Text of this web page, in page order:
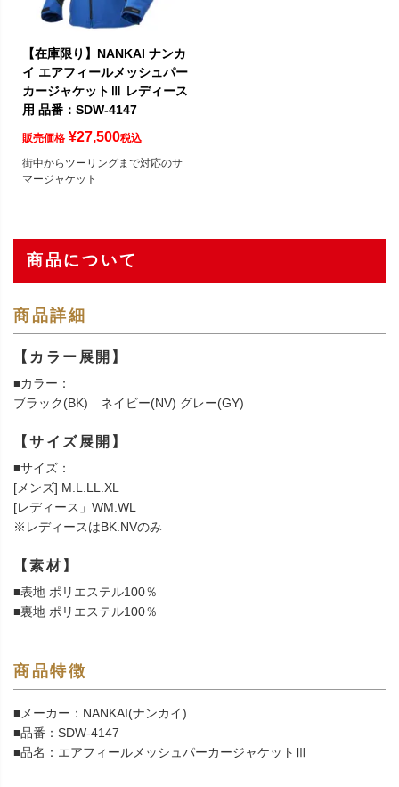
【在庫限り】NANKAI ナンカ
イ エアフィールメッシュパー
カージャケットⅢ レディース
用 品番：SDW-4147
販売価格 ¥27,500税込
街中からツーリングまで対応のサ
マージャケット
商品について
商品詳細
【カラー展開】
■カラー：
ブラック(BK) ネイビー(NV) グレー(GY)
【サイズ展開】
■サイズ：
[メンズ] M.L.LL.XL
[レディース」WM.WL
※レディースはBK.NVのみ
【素材】
■表地 ポリエステル100％
■裏地 ポリエステル100％
商品特徴
■メーカー：NANKAI(ナンカイ)
■品番：SDW-4147
■品名：エアフィールメッシュパーカージャケットⅢ